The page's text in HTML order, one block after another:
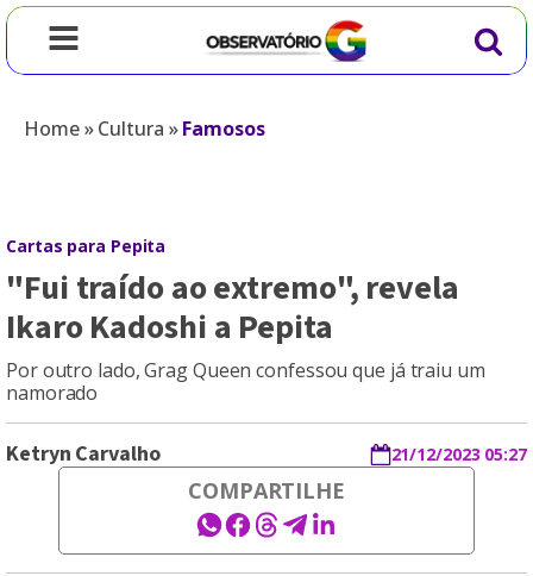
Home»Cultura »Famosos
Cartas para Pepita
"Fui traído ao extremo", revela
Ikaro Kadoshi a Pepita
Por outro lado, Grag Queen confessou que já traiu um
namorado
Ketryn Carvalho 21/12/2023 05:27
COMPARTILHE